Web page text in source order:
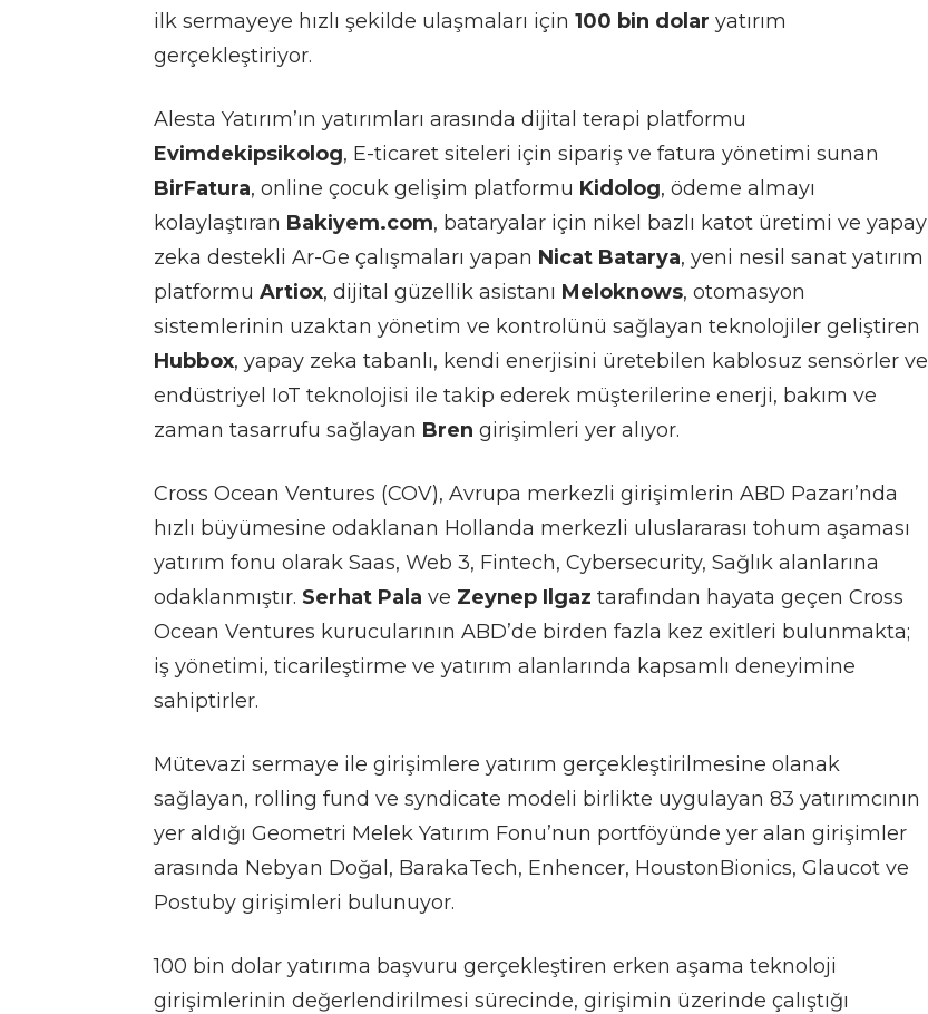
ilk sermayeye hızlı şekilde ulaşmaları için 100 bin dolar yatırım
gerçekleştiriyor.
Alesta Yatırım’ın yatırımları arasında dijital terapi platformu
Evimdekipsikolog, E-ticaret siteleri için sipariş ve fatura yönetimi sunan
BirFatura, online çocuk gelişim platformu Kidolog, ödeme almayı
kolaylaştıran Bakiyem.com, bataryalar için nikel bazlı katot üretimi ve yapay
zeka destekli Ar-Ge çalışmaları yapan Nicat Batarya, yeni nesil sanat yatırım
platformu Artiox, dijital güzellik asistanı Meloknows, otomasyon
sistemlerinin uzaktan yönetim ve kontrolünü sağlayan teknolojiler geliştiren
Hubbox, yapay zeka tabanlı, kendi enerjisini üretebilen kablosuz sensörler ve
endüstriyel IoT teknolojisi ile takip ederek müşterilerine enerji, bakım ve
zaman tasarrufu sağlayan Bren girişimleri yer alıyor.
Cross Ocean Ventures (COV), Avrupa merkezli girişimlerin ABD Pazarı’nda
hızlı büyümesine odaklanan Hollanda merkezli uluslararası tohum aşaması
yatırım fonu olarak Saas, Web 3, Fintech, Cybersecurity, Sağlık alanlarına
odaklanmıştır. Serhat Pala ve Zeynep Ilgaz tarafından hayata geçen Cross
Ocean Ventures kurucularının ABD’de birden fazla kez exitleri bulunmakta;
iş yönetimi, ticarileştirme ve yatırım alanlarında kapsamlı deneyimine
sahiptirler.
Mütevazi sermaye ile girişimlere yatırım gerçekleştirilmesine olanak
sağlayan, rolling fund ve syndicate modeli birlikte uygulayan 83 yatırımcının
yer aldığı Geometri Melek Yatırım Fonu’nun portföyünde yer alan girişimler
arasında Nebyan Doğal, BarakaTech, Enhencer, HoustonBionics, Glaucot ve
Postuby girişimleri bulunuyor.
100 bin dolar yatırıma başvuru gerçekleştiren erken aşama teknoloji
girişimlerinin değerlendirilmesi sürecinde, girişimin üzerinde çalıştığı